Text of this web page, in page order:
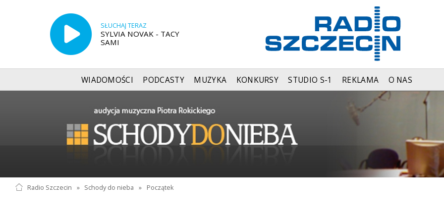
SŁUCHAJ TERAZ
SYLVIA NOVAK - TACY
SAMI
WIADOMOŚCI PODCASTY MUZYKA KONKURSY STUDIO S-1 REKLAMA O NAS
Radio Szczecin » Schody do nieba » Początek